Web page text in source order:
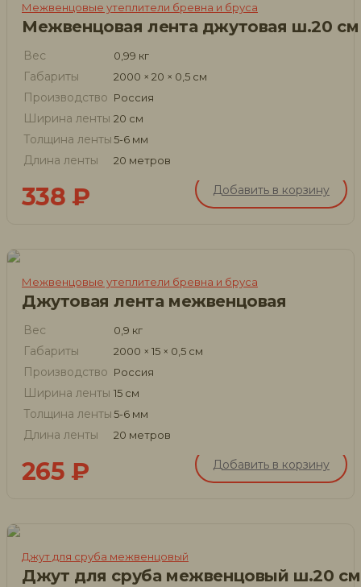
Межвенцовые утеплители бревна и бруса
Межвенцовая лента джутовая ш.20 см
Вес 0,99 кг
Габариты 2000 × 20 × 0,5 см
Производство Россия
Ширина ленты 20 см
Толщина ленты5-6 мм
Длина ленты 20 метров
338 ₽ Добавить в корзину
Межвенцовые утеплители бревна и бруса
Джутовая лента межвенцовая
Вес 0,9 кг
Габариты 2000 × 15 × 0,5 см
Производство Россия
Ширина ленты 15 см
Толщина ленты5-6 мм
Длина ленты 20 метров
265 ₽ Добавить в корзину
Джут для сруба межвенцовый
Джут для сруба межвенцовый ш.20 см